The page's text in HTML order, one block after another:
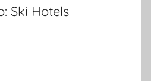
Ski Hotels